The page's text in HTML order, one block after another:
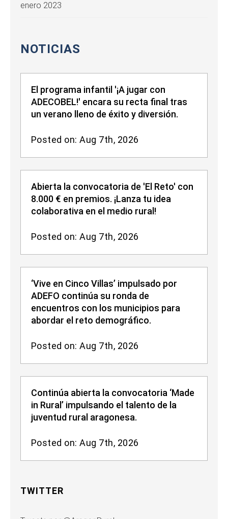
enero 2023
NOTICIAS
El programa infantil '¡A jugar con
ADECOBEL!' encara su recta final tras
un verano lleno de éxito y diversión.
Posted on: Aug 7th, 2026
Abierta la convocatoria de 'El Reto' con
8.000 € en premios. ¡Lanza tu idea
colaborativa en el medio rural!
Posted on: Aug 7th, 2026
‘Vive en Cinco Villas’ impulsado por
ADEFO continúa su ronda de
encuentros con los municipios para
abordar el reto demográfico.
Posted on: Aug 7th, 2026
Continúa abierta la convocatoria ‘Made
in Rural’ impulsando el talento de la
juventud rural aragonesa.
Posted on: Aug 7th, 2026
TWITTER